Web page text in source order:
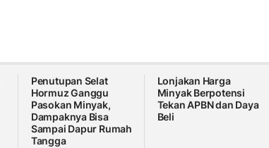
Penutupan Selat
Hormuz Ganggu
Pasokan Minyak,
Dampaknya Bisa
Sampai Dapur Rumah
Tangga
Lonjakan Harga
Minyak Berpotensi
Tekan APBN dan Daya
Beli